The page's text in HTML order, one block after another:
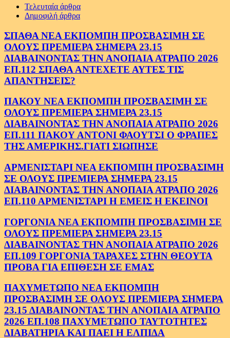
Τελευταία άρθρα
Δημοφιλή άρθρα
ΣΠΑΘΑ ΝΕΑ ΕΚΠΟΜΠΗ ΠΡΟΣΒΑΣΙΜΗ ΣΕ
ΟΛΟΥΣ ΠΡΕΜΙΕΡΑ ΣΗΜΕΡΑ 23.15
ΔΙΑΒΑΙΝΟΝΤΑΣ ΤΗΝ ΑΝΟΠΑΙΑ ΑΤΡΑΠΟ 2026
ΕΠ.112 ΣΠΑΘΑ ΑΝΤΕΧΕΤΕ ΑΥΤΕΣ ΤΙΣ
ΑΠΑΝΤΗΣΕΙΣ?
ΠΑΚΟΥ ΝΕΑ ΕΚΠΟΜΠΗ ΠΡΟΣΒΑΣΙΜΗ ΣΕ
ΟΛΟΥΣ ΠΡΕΜΙΕΡΑ ΣΗΜΕΡΑ 23.15
ΔΙΑΒΑΙΝΟΝΤΑΣ ΤΗΝ ΑΝΟΠΑΙΑ ΑΤΡΑΠΟ 2026
ΕΠ.111 ΠΑΚΟΥ ΑΝΤΟΝΙ ΦΑΟΥΤΣΙ Ο ΦΡΑΠΕΣ
ΤΗΣ ΑΜΕΡΙΚΗΣ.ΓΙΑΤΙ ΣΙΩΠΗΣΕ
ΑΡΜΕΝΙΣΤΑΡΙ ΝΕΑ ΕΚΠΟΜΠΗ ΠΡΟΣΒΑΣΙΜΗ
ΣΕ ΟΛΟΥΣ ΠΡΕΜΙΕΡΑ ΣΗΜΕΡΑ 23.15
ΔΙΑΒΑΙΝΟΝΤΑΣ ΤΗΝ ΑΝΟΠΑΙΑ ΑΤΡΑΠΟ 2026
ΕΠ.110 ΑΡΜΕΝΙΣΤΑΡΙ Η ΕΜΕΙΣ Η ΕΚΕΙΝΟΙ
ΓΟΡΓΟΝΙΑ ΝΕΑ ΕΚΠΟΜΠΗ ΠΡΟΣΒΑΣΙΜΗ ΣΕ
ΟΛΟΥΣ ΠΡΕΜΙΕΡΑ ΣΗΜΕΡΑ 23.15
ΔΙΑΒΑΙΝΟΝΤΑΣ ΤΗΝ ΑΝΟΠΑΙΑ ΑΤΡΑΠΟ 2026
ΕΠ.109 ΓΟΡΓΟΝΙΑ ΤΑΡΑΧΕΣ ΣΤΗΝ ΘΕΟΥΤΑ
ΠΡΟΒΑ ΓΙΑ ΕΠΙΘΕΣΗ ΣΕ ΕΜΑΣ
ΠΑΧΥΜΕΤΩΠΟ ΝΕΑ ΕΚΠΟΜΠΗ
ΠΡΟΣΒΑΣΙΜΗ ΣΕ ΟΛΟΥΣ ΠΡΕΜΙΕΡΑ ΣΗΜΕΡΑ
23.15 ΔΙΑΒΑΙΝΟΝΤΑΣ ΤΗΝ ΑΝΟΠΑΙΑ ΑΤΡΑΠΟ
2026 ΕΠ.108 ΠΑΧΥΜΕΤΩΠΟ ΤΑΥΤΟΤΗΤΕΣ
ΔΙΑΒΑΤΗΡΙΑ ΚΑΙ ΠΑΕΙ Η ΕΛΠΙΔΑ